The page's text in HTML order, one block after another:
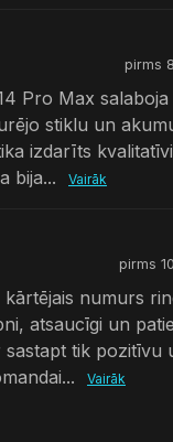
pirms
Pro Max salaboja
stiklu un
izdarīts
bija...
Vairāk
pirms
numurs
atsaucīgi un
tik pozitīvu
Vairāk